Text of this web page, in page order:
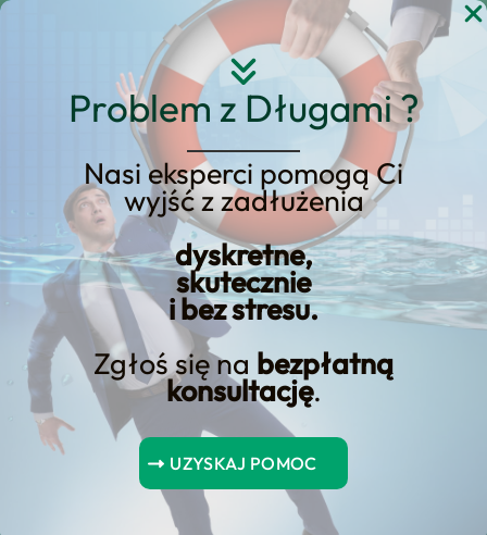
Problem z Długami ?
Nasi eksperci pomogą Ci
wyjść z zadłużenia
dyskretne,
skutecznie
i bez stresu.
Zgłoś się na bezpłatną
konsultację.
UZYSKAJ POMOC
Przejdź
upadłość konsumencka
2024 terminy
Spis Treści
Upadłość konsumencka 2024 terminy
Jakie są terminy upadłości konsumenckiej w 2024 roku?